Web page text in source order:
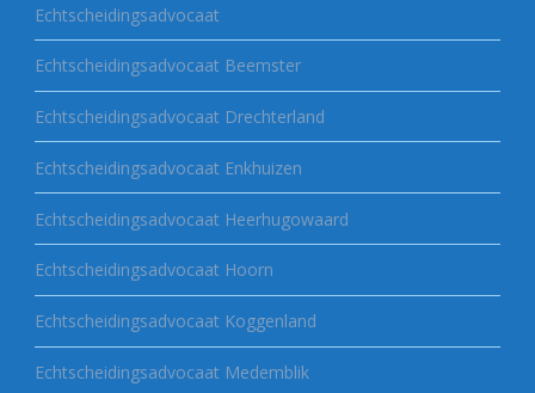
Echtscheidingsadvocaat
Echtscheidingsadvocaat Beemster
Echtscheidingsadvocaat Drechterland
Echtscheidingsadvocaat Enkhuizen
Echtscheidingsadvocaat Heerhugowaard
Echtscheidingsadvocaat Hoorn
Echtscheidingsadvocaat Koggenland
Echtscheidingsadvocaat Medemblik